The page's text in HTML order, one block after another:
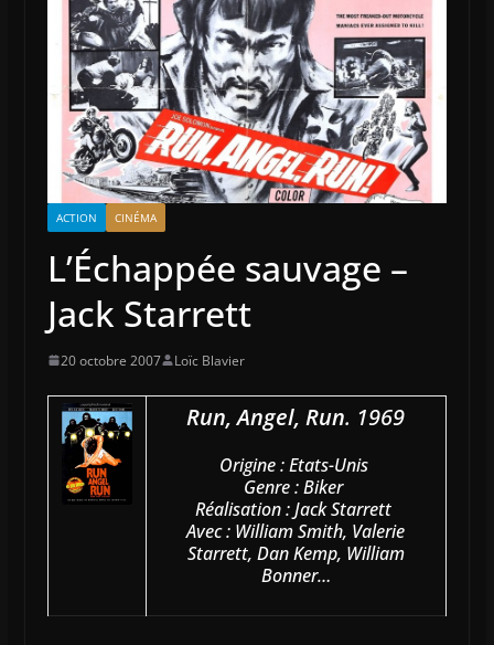
ACTION CINÉMA
L’Échappée sauvage –
Jack Starrett
20 octobre 2007 Loïc Blavier
Run, Angel, Run. 1969
Origine : Etats-Unis
Genre : Biker
Réalisation : Jack Starrett
Avec : William Smith, Valerie
Starrett, Dan Kemp, William
Bonner…